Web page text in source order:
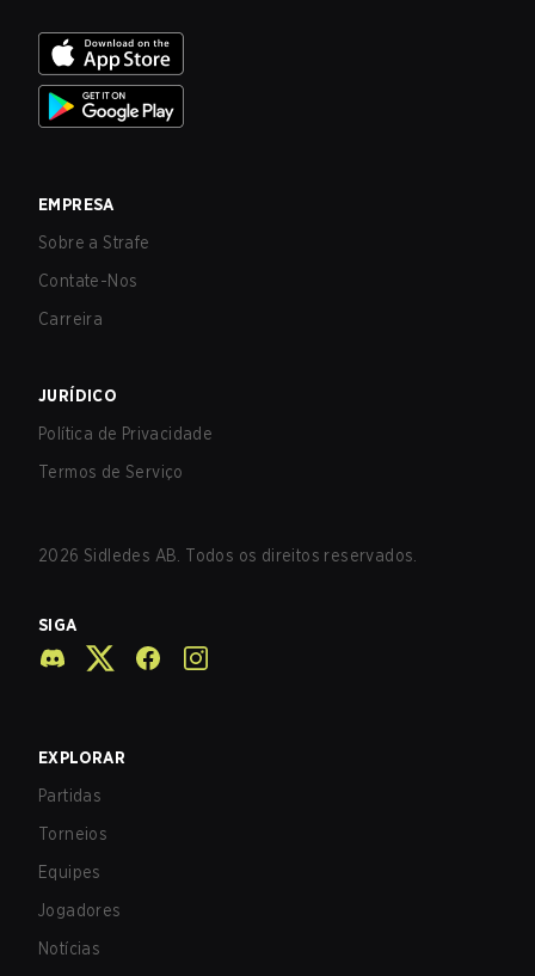
EMPRESA
Sobre a Strafe
Contate-Nos
Carreira
JURÍDICO
Política de Privacidade
Termos de Serviço
2026 Sidledes AB. Todos os direitos reservados.
SIGA
EXPLORAR
Partidas
Torneios
Equipes
Jogadores
Notícias